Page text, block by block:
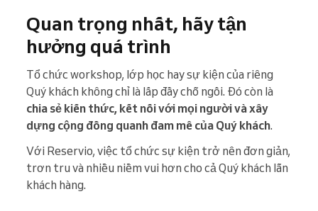
Quan trọng nhất, hãy tận
hưởng quá trình
Tổ chức workshop, lớp học hay sự kiện của riêng
Quý khách không chỉ là lấp đầy chỗ ngồi. Đó còn là
chia sẻ kiến thức, kết nối với mọi người và xây
dựng cộng đồng quanh đam mê của Quý khách.
Với Reservio, việc tổ chức sự kiện trở nên đơn giản,
trơn tru và nhiều niềm vui hơn cho cả Quý khách lẫn
khách hàng.